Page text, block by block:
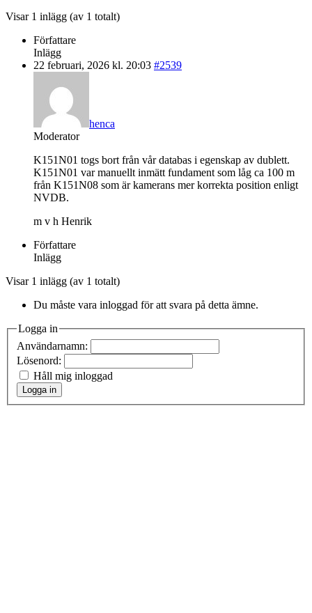
Visar 1 inlägg (av 1 totalt)
Författare
Inlägg
22 februari, 2026 kl. 20:03 #2539
henca
Moderator
K151N01 togs bort från vår databas i egenskap av dublett.
K151N01 var manuellt inmätt fundament som låg ca 100 m
från K151N08 som är kamerans mer korrekta position enligt
NVDB.
m v h Henrik
Författare
Inlägg
Visar 1 inlägg (av 1 totalt)
Du måste vara inloggad för att svara på detta ämne.
Logga in
Användarnamn:
Lösenord:
Håll mig inloggad
Logga in